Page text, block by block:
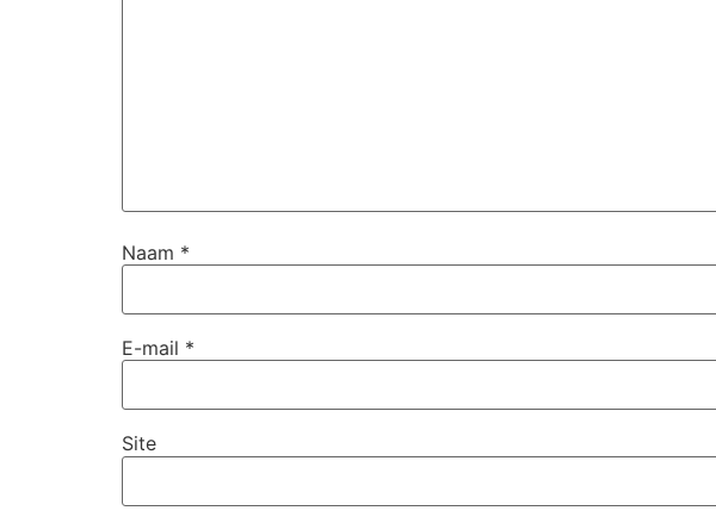
Naam *
E-mail *
Site